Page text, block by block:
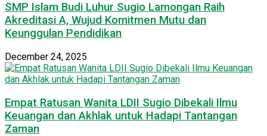
SMP Islam Budi Luhur Sugio Lamongan Raih
Akreditasi A, Wujud Komitmen Mutu dan
Keunggulan Pendidikan
December 24, 2025
Empat Ratusan Wanita LDII Sugio Dibekali Ilmu
Keuangan dan Akhlak untuk Hadapi Tantangan
Zaman